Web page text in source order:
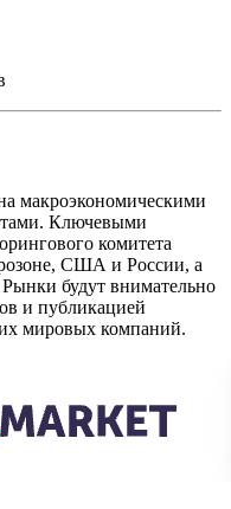
макроэкономическими
Ключевыми
комитета
США и России, а
будут внимательно
и публикацией
мировых компаний.